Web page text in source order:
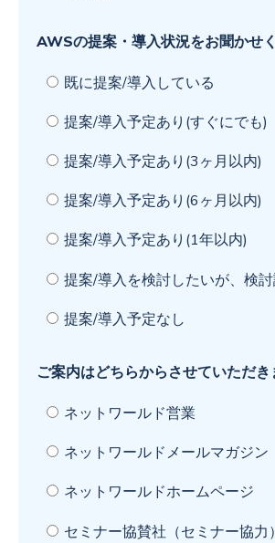
AWSの提案・導入状況をお聞かせく
既に提案/導入している
提案/導入予定あり(すぐにでも)
提案/導入予定あり(3ヶ月以内)
提案/導入予定あり(6ヶ月以内)
提案/導入予定あり(1年以内)
提案/導入を検討したいが、検
提案/導入予定なし
ご案内はどちらからさせていただき
ネットワールド営業
ネットワールドメールマガジン
ネットワールドホームページ
セミナー協賛社（セミナー協力）